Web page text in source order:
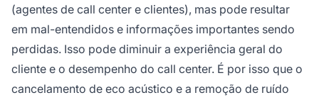
(agentes de call center e clientes), mas pode resultar
em mal-entendidos e informações importantes sendo
perdidas. Isso pode diminuir a experiência geral do
cliente e o desempenho do call center. É por isso que o
cancelamento de eco acústico e a remoção de ruído